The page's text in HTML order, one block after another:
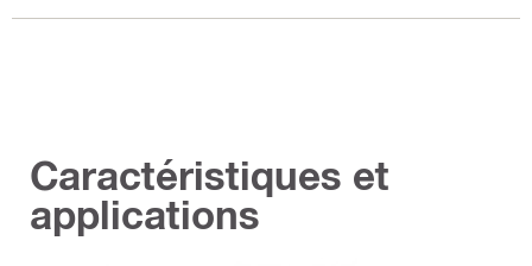
Caractéristiques et
applications